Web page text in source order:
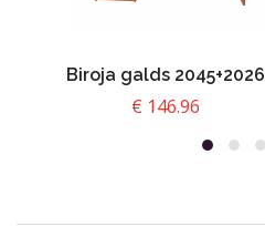
Biroja galds 2045+2026
€ 146.96